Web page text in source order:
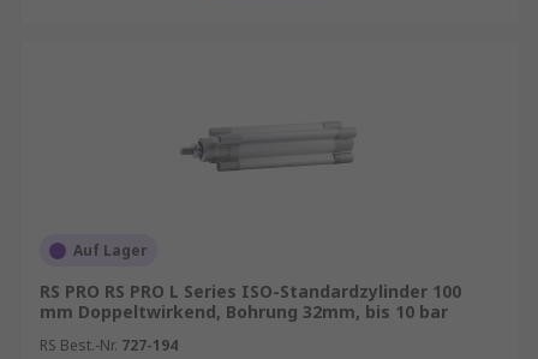
Auf Lager
RS PRO RS PRO L Series ISO-Standardzylinder 100
mm Doppeltwirkend, Bohrung 32mm, bis 10 bar
RS Best.-Nr. 727-194